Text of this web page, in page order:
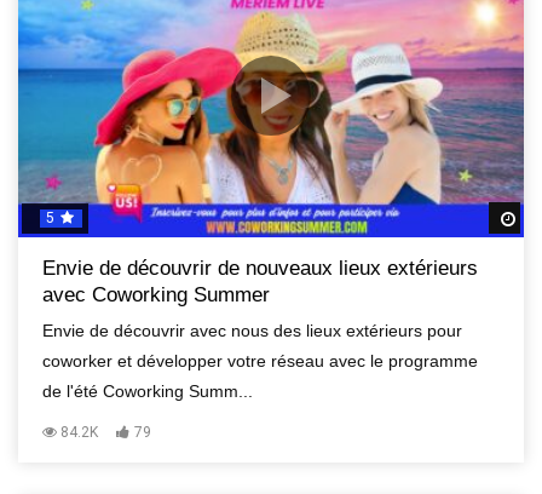
5
Envie de découvrir de nouveaux lieux extérieurs
avec Coworking Summer
Envie de découvrir avec nous des lieux extérieurs pour
coworker et développer votre réseau avec le programme
de l'été Coworking Summ...
84.2K 79